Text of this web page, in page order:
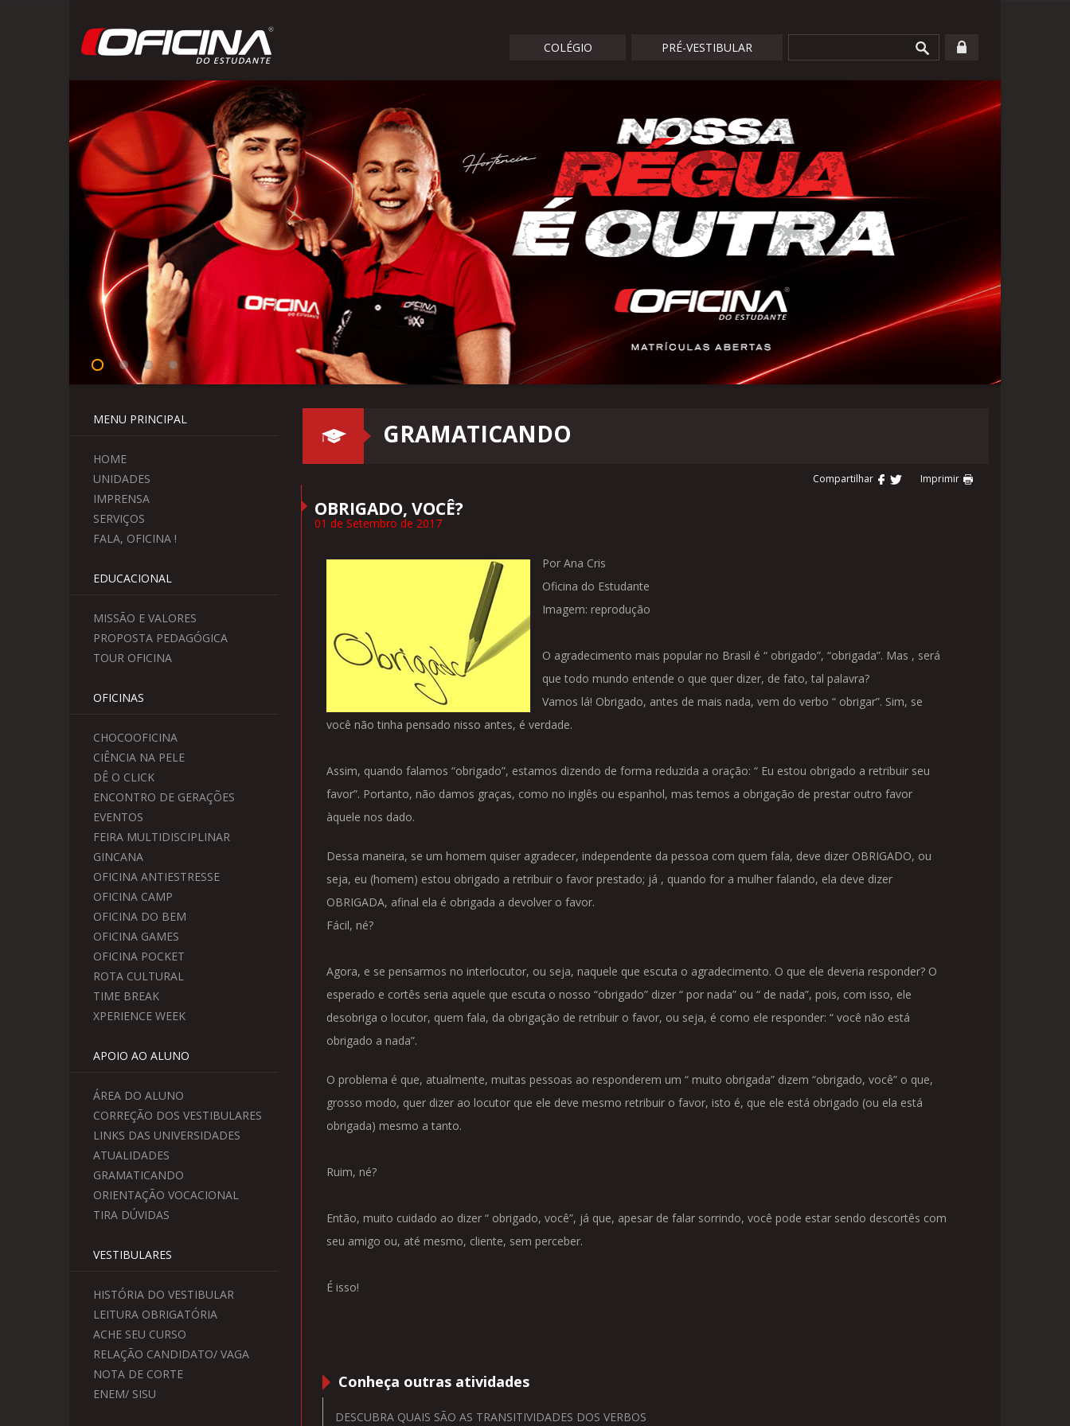
COLÉGIO PRÉ-VESTIBULAR
MENU PRINCIPAL
HOME
UNIDADES
IMPRENSA
SERVIÇOS
FALA, OFICINA !
EDUCACIONAL
MISSÃO E VALORES
PROPOSTA PEDAGÓGICA
TOUR OFICINA
OFICINAS
CHOCOOFICINA
CIÊNCIA NA PELE
DÊ O CLICK
ENCONTRO DE GERAÇÕES
EVENTOS
FEIRA MULTIDISCIPLINAR
GINCANA
OFICINA ANTIESTRESSE
OFICINA CAMP
OFICINA DO BEM
OFICINA GAMES
OFICINA POCKET
ROTA CULTURAL
TIME BREAK
XPERIENCE WEEK
APOIO AO ALUNO
ÁREA DO ALUNO
CORREÇÃO DOS VESTIBULARES
LINKS DAS UNIVERSIDADES
ATUALIDADES
GRAMATICANDO
ORIENTAÇÃO VOCACIONAL
TIRA DÚVIDAS
VESTIBULARES
HISTÓRIA DO VESTIBULAR
LEITURA OBRIGATÓRIA
ACHE SEU CURSO
RELAÇÃO CANDIDATO/ VAGA
NOTA DE CORTE
ENEM/ SISU
GRAMATICANDO
Compartilhar Imprimir
OBRIGADO, VOCÊ?
01 de Setembro de 2017
Por Ana Cris
Oficina do Estudante
Imagem: reprodução
O agradecimento mais popular no Brasil é “ obrigado”, “obrigada”. Mas , será
que todo mundo entende o que quer dizer, de fato, tal palavra?
Vamos lá! Obrigado, antes de mais nada, vem do verbo “ obrigar”. Sim, se
você não tinha pensado nisso antes, é verdade.
Assim, quando falamos “obrigado”, estamos dizendo de forma reduzida a oração: “ Eu estou obrigado a retribuir seu
favor”. Portanto, não damos graças, como no inglês ou espanhol, mas temos a obrigação de prestar outro favor
àquele nos dado.
Dessa maneira, se um homem quiser agradecer, independente da pessoa com quem fala, deve dizer OBRIGADO, ou
seja, eu (homem) estou obrigado a retribuir o favor prestado; já , quando for a mulher falando, ela deve dizer
OBRIGADA, afinal ela é obrigada a devolver o favor.
Fácil, né?
Agora, e se pensarmos no interlocutor, ou seja, naquele que escuta o agradecimento. O que ele deveria responder? O
esperado e cortês seria aquele que escuta o nosso “obrigado” dizer “ por nada” ou “ de nada”, pois, com isso, ele
desobriga o locutor, quem fala, da obrigação de retribuir o favor, ou seja, é como ele responder: “ você não está
obrigado a nada”.
O problema é que, atualmente, muitas pessoas ao responderem um “ muito obrigada” dizem “obrigado, você” o que,
grosso modo, quer dizer ao locutor que ele deve mesmo retribuir o favor, isto é, que ele está obrigado (ou ela está
obrigada) mesmo a tanto.
Ruim, né?
Então, muito cuidado ao dizer “ obrigado, você”, já que, apesar de falar sorrindo, você pode estar sendo descortês com
seu amigo ou, até mesmo, cliente, sem perceber.
É isso!
Conheça outras atividades
DESCUBRA QUAIS SÃO AS TRANSITIVIDADES DOS VERBOS